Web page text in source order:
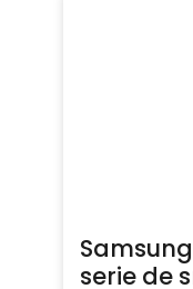
serie de